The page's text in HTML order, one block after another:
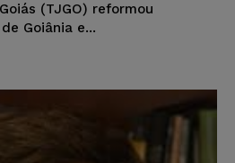
(TJGO) reformou
Goiânia e...